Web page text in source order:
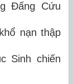
Đấng Cứu
nạn thập
Sinh chiến